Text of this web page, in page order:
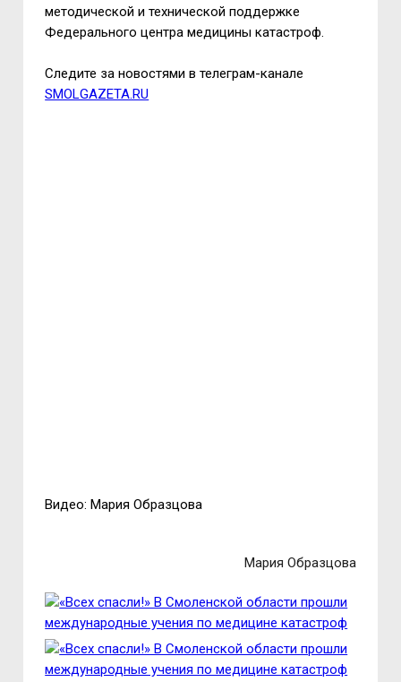
методической и технической поддержке
Федерального центра медицины катастроф.
Следите за новостями в телеграм-канале
SMOLGAZETA.RU
Видео: Мария Образцова
Мария Образцова